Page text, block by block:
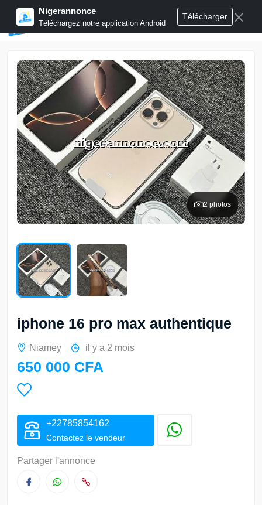
Nigerannonce
Téléchargez notre application Android
Télécharger
Publier annonces
2 photos
iphone 16 pro max authentique
Niamey il y a 2 mois
650 000 CFA
+22785854162
Contactez le vendeur
Partager l'annonce